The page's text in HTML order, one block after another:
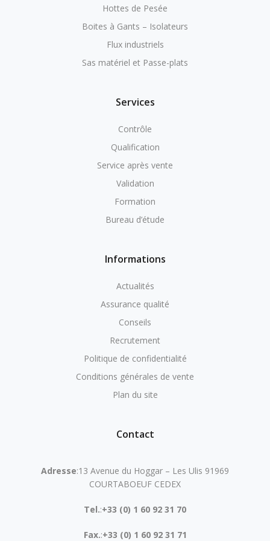
Hottes de Pesée
Boites à Gants – Isolateurs
Flux industriels
Sas matériel et Passe-plats
Services
Contrôle
Qualification
Service après vente
Validation
Formation
Bureau d’étude
Informations
Actualités
Assurance qualité
Conseils
Recrutement
Politique de confidentialité
Conditions générales de vente
Plan du site
Contact
Adresse:13 Avenue du Hoggar – Les Ulis 91969
COURTABOEUF CEDEX
Tel.:+33 (0) 1 60 92 31 70
Fax.:+33 (0) 1 60 92 31 71